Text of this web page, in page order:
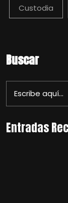
Custodia
Buscar
Entradas